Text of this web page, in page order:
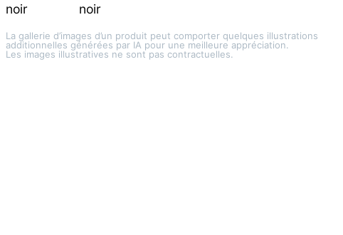
La gallerie d’images d’un produit peut comporter quelques illustrations
additionnelles générées par IA pour une meilleure appréciation.
Les images illustratives ne sont pas contractuelles.